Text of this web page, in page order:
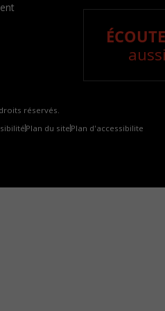
réservés.
Plan du site Plan d'accessibilite